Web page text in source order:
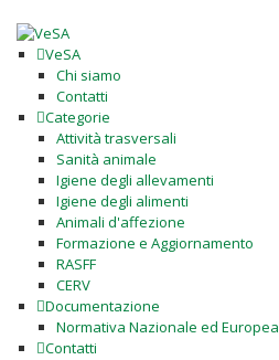
VeSA
Chi siamo
Contatti
Categorie
Attività trasversali
Sanità animale
Igiene degli allevamenti
Igiene degli alimenti
Animali d'affezione
Formazione e Aggiornamento
RASFF
CERV
Documentazione
Normativa Nazionale ed Europea
Contatti